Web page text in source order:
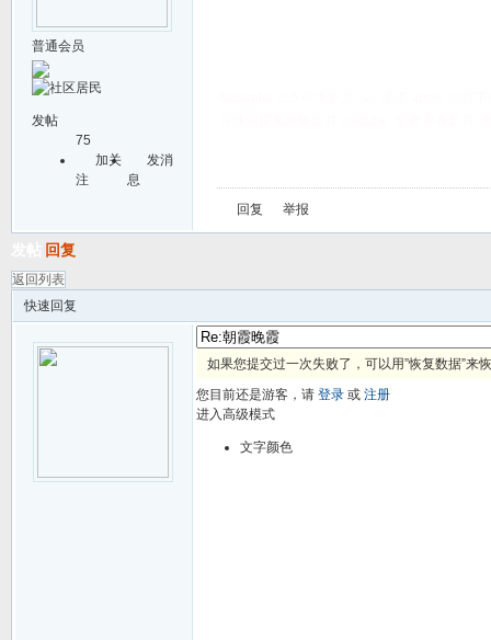
普通会员
发帖
75
加关
注
发消
息
回复 举报
回复
返回列表
快速回复
如果您提交过一次失败了，可以用”恢复数据”来
您目前还是游客，请 登录 或 注册
进入高级模式
文字颜色